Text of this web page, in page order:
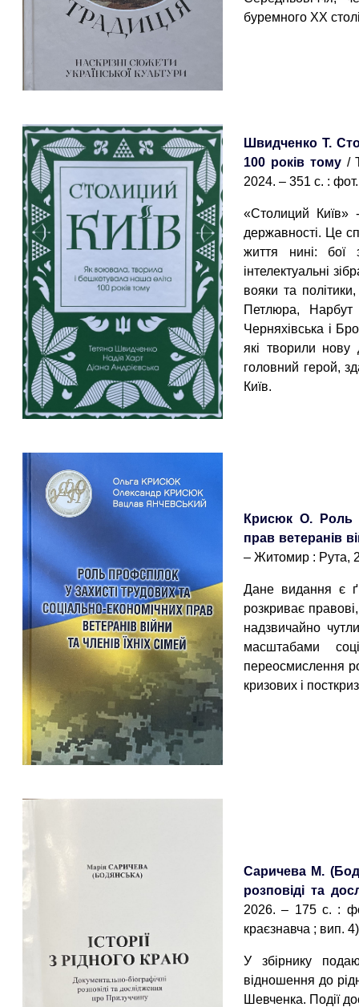
буремного ХХ
Швидченко Т.
100 років тому/
2024. – 351 с. : фот.
«Столиций Київ»
державності. Це
життя нині: бої
інтелектуальні
вояки та
Петлюра, Нарбут
Черняхівська і
які творили нову
головний герой,
Київ.
Крисюк О. Роль
прав ветеранів
– Житомир : Рута,
Дане видання є
розкриває правові,
надзвичайно
масштабами
переосмислення
кризових і
Саричева М.
розповіді та
2026. – 175 с. :
краєзнавча ; вип.
У збірнику
відношення до
Шевченка. Події